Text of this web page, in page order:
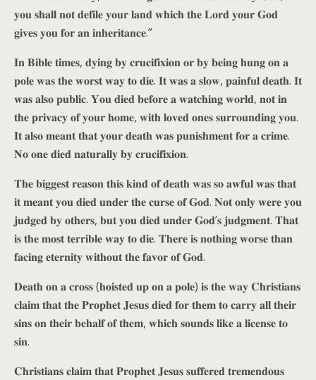
𝐲𝐨𝐮 𝐬𝐡𝐚𝐥𝐥 𝐧𝐨𝐭 𝐝𝐞𝐟𝐢𝐥𝐞 𝐲𝐨𝐮𝐫 𝐥𝐚𝐧𝐝 𝐰𝐡𝐢𝐜𝐡 𝐭𝐡𝐞 𝐋𝐨𝐫𝐝 𝐲𝐨𝐮𝐫 𝐆𝐨𝐝
𝐠𝐢𝐯𝐞𝐬 𝐲𝐨𝐮 𝐟𝐨𝐫 𝐚𝐧 𝐢𝐧𝐡𝐞𝐫𝐢𝐭𝐚𝐧𝐜𝐞.”
𝐈𝐧 𝐁𝐢𝐛𝐥𝐞 𝐭𝐢𝐦𝐞𝐬, 𝐝𝐲𝐢𝐧𝐠 𝐛𝐲 𝐜𝐫𝐮𝐜𝐢𝐟𝐢𝐱𝐢𝐨𝐧 𝐨𝐫 𝐛𝐲 𝐛𝐞𝐢𝐧𝐠 𝐡𝐮𝐧𝐠 𝐨𝐧 𝐚
𝐩𝐨𝐥𝐞 𝐰𝐚𝐬 𝐭𝐡𝐞 𝐰𝐨𝐫𝐬𝐭 𝐰𝐚𝐲 𝐭𝐨 𝐝𝐢𝐞. 𝐈𝐭 𝐰𝐚𝐬 𝐚 𝐬𝐥𝐨𝐰, 𝐩𝐚𝐢𝐧𝐟𝐮𝐥 𝐝𝐞𝐚𝐭𝐡. 𝐈𝐭
𝐰𝐚𝐬 𝐚𝐥𝐬𝐨 𝐩𝐮𝐛𝐥𝐢𝐜. 𝐘𝐨𝐮 𝐝𝐢𝐞𝐝 𝐛𝐞𝐟𝐨𝐫𝐞 𝐚 𝐰𝐚𝐭𝐜𝐡𝐢𝐧𝐠 𝐰𝐨𝐫𝐥𝐝, 𝐧𝐨𝐭 𝐢𝐧
𝐭𝐡𝐞 𝐩𝐫𝐢𝐯𝐚𝐜𝐲 𝐨𝐟 𝐲𝐨𝐮𝐫 𝐡𝐨𝐦𝐞, 𝐰𝐢𝐭𝐡 𝐥𝐨𝐯𝐞𝐝 𝐨𝐧𝐞𝐬 𝐬𝐮𝐫𝐫𝐨𝐮𝐧𝐝𝐢𝐧𝐠 𝐲𝐨𝐮.
𝐈𝐭 𝐚𝐥𝐬𝐨 𝐦𝐞𝐚𝐧𝐭 𝐭𝐡𝐚𝐭 𝐲𝐨𝐮𝐫 𝐝𝐞𝐚𝐭𝐡 𝐰𝐚𝐬 𝐩𝐮𝐧𝐢𝐬𝐡𝐦𝐞𝐧𝐭 𝐟𝐨𝐫 𝐚 𝐜𝐫𝐢𝐦𝐞.
𝐍𝐨 𝐨𝐧𝐞 𝐝𝐢𝐞𝐝 𝐧𝐚𝐭𝐮𝐫𝐚𝐥𝐥𝐲 𝐛𝐲 𝐜𝐫𝐮𝐜𝐢𝐟𝐢𝐱𝐢𝐨𝐧.
𝐓𝐡𝐞 𝐛𝐢𝐠𝐠𝐞𝐬𝐭 𝐫𝐞𝐚𝐬𝐨𝐧 𝐭𝐡𝐢𝐬 𝐤𝐢𝐧𝐝 𝐨𝐟 𝐝𝐞𝐚𝐭𝐡 𝐰𝐚𝐬 𝐬𝐨 𝐚𝐰𝐟𝐮𝐥 𝐰𝐚𝐬 𝐭𝐡𝐚𝐭
𝐢𝐭 𝐦𝐞𝐚𝐧𝐭 𝐲𝐨𝐮 𝐝𝐢𝐞𝐝 𝐮𝐧𝐝𝐞𝐫 𝐭𝐡𝐞 𝐜𝐮𝐫𝐬𝐞 𝐨𝐟 𝐆𝐨𝐝. 𝐍𝐨𝐭 𝐨𝐧𝐥𝐲 𝐰𝐞𝐫𝐞 𝐲𝐨𝐮
𝐣𝐮𝐝𝐠𝐞𝐝 𝐛𝐲 𝐨𝐭𝐡𝐞𝐫𝐬, 𝐛𝐮𝐭 𝐲𝐨𝐮 𝐝𝐢𝐞𝐝 𝐮𝐧𝐝𝐞𝐫 𝐆𝐨𝐝’𝐬 𝐣𝐮𝐝𝐠𝐦𝐞𝐧𝐭. 𝐓𝐡𝐚𝐭
𝐢𝐬 𝐭𝐡𝐞 𝐦𝐨𝐬𝐭 𝐭𝐞𝐫𝐫𝐢𝐛𝐥𝐞 𝐰𝐚𝐲 𝐭𝐨 𝐝𝐢𝐞. 𝐓𝐡𝐞𝐫𝐞 𝐢𝐬 𝐧𝐨𝐭𝐡𝐢𝐧𝐠 𝐰𝐨𝐫𝐬𝐞 𝐭𝐡𝐚𝐧
𝐟𝐚𝐜𝐢𝐧𝐠 𝐞𝐭𝐞𝐫𝐧𝐢𝐭𝐲 𝐰𝐢𝐭𝐡𝐨𝐮𝐭 𝐭𝐡𝐞 ­𝐟𝐚𝐯𝐨𝐫 𝐨𝐟 𝐆𝐨𝐝.
𝐃𝐞𝐚𝐭𝐡 𝐨𝐧 𝐚 𝐜𝐫𝐨𝐬𝐬 (𝐡𝐨𝐢𝐬𝐭𝐞𝐝 𝐮𝐩 𝐨𝐧 𝐚 𝐩𝐨𝐥𝐞) 𝐢𝐬 𝐭𝐡𝐞 𝐰𝐚𝐲 𝐂𝐡𝐫𝐢𝐬𝐭𝐢𝐚𝐧𝐬
𝐜𝐥𝐚𝐢𝐦 𝐭𝐡𝐚𝐭 𝐭𝐡𝐞 𝐏𝐫𝐨𝐩𝐡𝐞𝐭 𝐉𝐞𝐬𝐮𝐬 𝐝𝐢𝐞𝐝 𝐟𝐨𝐫 𝐭𝐡𝐞𝐦 𝐭𝐨 𝐜𝐚𝐫𝐫𝐲 𝐚𝐥𝐥 𝐭𝐡𝐞𝐢𝐫
𝐬𝐢𝐧𝐬 𝐨𝐧 𝐭𝐡𝐞𝐢𝐫 𝐛𝐞𝐡𝐚𝐥𝐟 𝐨𝐟 𝐭𝐡𝐞𝐦, 𝐰𝐡𝐢𝐜𝐡 𝐬𝐨𝐮𝐧𝐝𝐬 𝐥𝐢𝐤𝐞 𝐚 𝐥𝐢𝐜𝐞𝐧𝐬𝐞 𝐭𝐨
𝐬𝐢𝐧.
𝐂𝐡𝐫𝐢𝐬𝐭𝐢𝐚𝐧𝐬 𝐜𝐥𝐚𝐢𝐦 𝐭𝐡𝐚𝐭 𝐏𝐫𝐨𝐩𝐡𝐞𝐭 𝐉𝐞𝐬𝐮𝐬 𝐬𝐮𝐟𝐟𝐞𝐫𝐞𝐝 𝐭𝐫𝐞𝐦𝐞𝐧𝐝𝐨𝐮𝐬